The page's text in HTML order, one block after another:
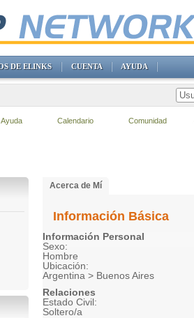
Acerca de Mí
Información Básica
Información Personal
Sexo:
Hombre
Ubicación:
Argentina > Buenos Aires
Relaciones
Estado Civil:
Soltero/a
DE ELINKS CUENTA AYUDA
Ayuda Calendario Comunidad